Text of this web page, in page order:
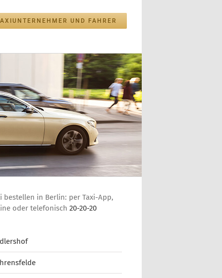
UND FAHRER
bestellen in Berlin: per Taxi-App,
oder telefonisch 20-20-20